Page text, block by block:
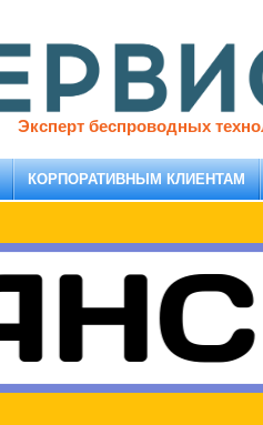
Эксперт беспроводных
КОРПОРАТИВНЫМ КЛИЕНТАМ